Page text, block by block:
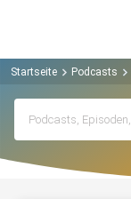
Startseite Podcasts